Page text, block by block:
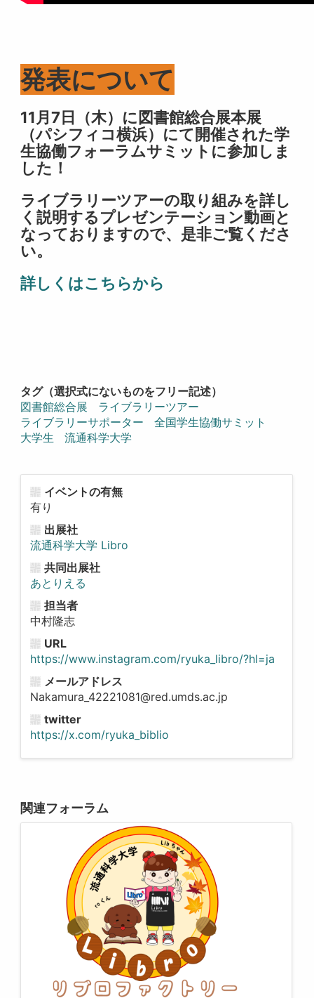
発表について
11月7日（木）に図書館総合展本展
（パシフィコ横浜）にて開催された学
生協働フォーラムサミットに参加しま
した！
ライブラリーツアーの取り組みを詳し
く説明するプレゼンテーション動画と
なっておりますので、是非ご覧くださ
い。
詳しくはこちらから
タグ（選択式にないものをフリー記述）
図書館総合展
ライブラリーツアー
ライブラリーサポーター
全国学生協働サミット
大学生
流通科学大学
イベントの有無
有り
出展社
流通科学大学 Libro
共同出展社
あとりえる
担当者
中村隆志
URL
https://www.instagram.com/ryuka_libro/?hl=ja
メールアドレス
Nakamura_42221081@red.umds.ac.jp
twitter
https://x.com/ryuka_biblio
関連フォーラム